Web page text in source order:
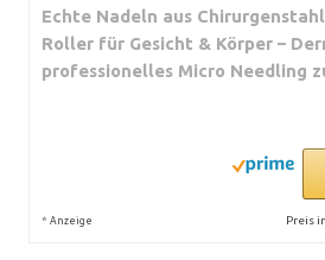
Echte Nadeln aus
Roller für Gesicht & Körper –
professionelles Micro Needling
* Anzeige Preis